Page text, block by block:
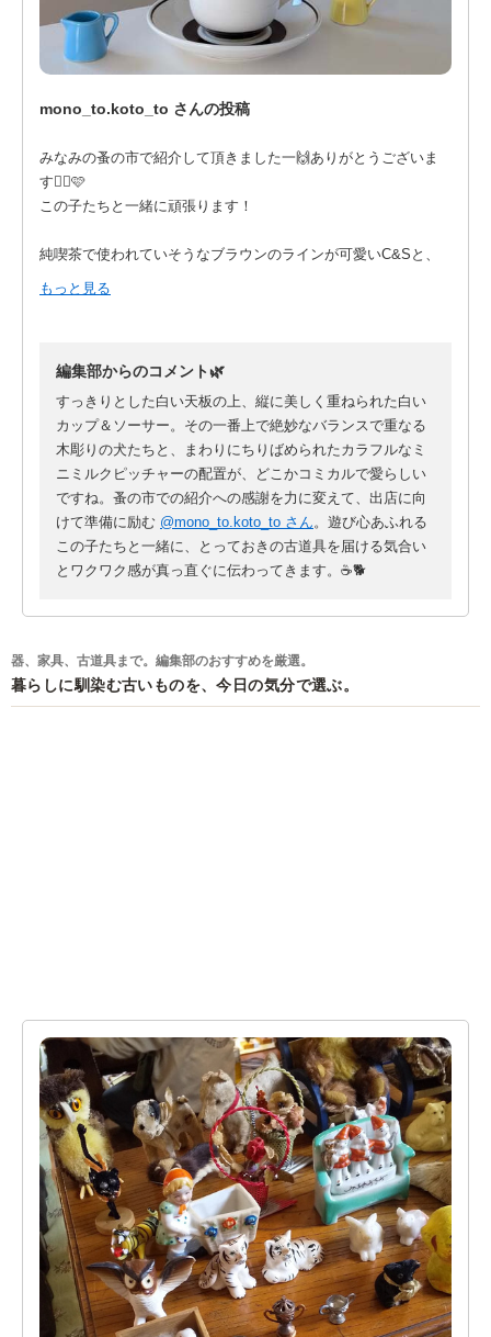
mono_to.koto_to さんの投稿
みなみの蚤の市で紹介して頂きました一🙌ありがとうございま
す🙂‍↕️🩷
この子たちと一緒に頑張ります！
純喫茶で使われていそうなブラウンのラインが可愛いC&Sと、
ポップな色のミルクピッチャーもお持ち致します！
もっと見る
編集部からのコメント🌿
すっきりとした白い天板の上、縦に美しく重ねられた白い
カップ＆ソーサー。その一番上で絶妙なバランスで重なる
木彫りの犬たちと、まわりにちりばめられたカラフルなミ
ニミルクピッチャーの配置が、どこかコミカルで愛らしい
ですね。蚤の市での紹介への感謝を力に変えて、出店に向
けて準備に励む @mono_to.koto_to さん 。遊び心あふれる
この子たちと一緒に、とっておきの古道具を届ける気合い
とワクワク感が真っ直ぐに伝わってきます。☕️🐕
器、家具、古道具まで。編集部のおすすめを厳選。
暮らしに馴染む古いものを、今日の気分で選ぶ。